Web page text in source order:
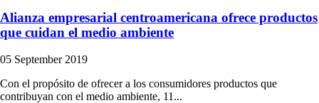
Alianza empresarial centroamericana ofrece productos
que cuidan el medio ambiente
05 September 2019
Con el propósito de ofrecer a los consumidores productos que
contribuyan con el medio ambiente, 11...